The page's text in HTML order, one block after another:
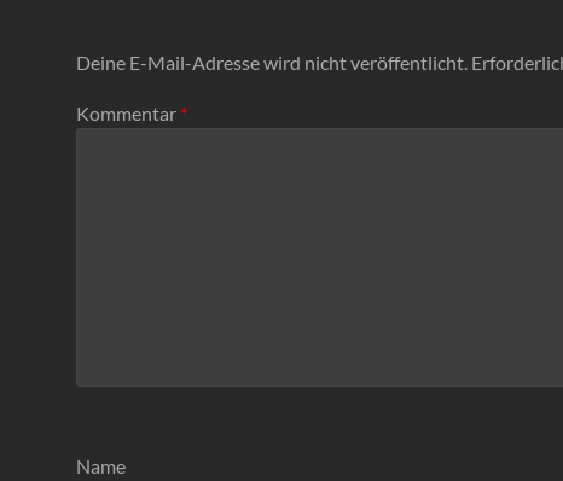
Deine E-Mail-Adresse wird nicht veröffentlicht.
Kommentar *
Name